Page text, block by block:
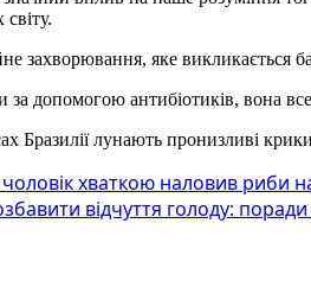
захворювання, яке
за допомогою антибіотиків, вона
Бразилії лунають пронизливі
хваткою наловив риби
відчуття голоду: поради